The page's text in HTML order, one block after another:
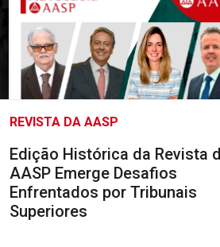
REVISTA DA AASP
Edição Histórica da Revista
AASP Emerge Desafios
Enfrentados por Tribunais
Superiores